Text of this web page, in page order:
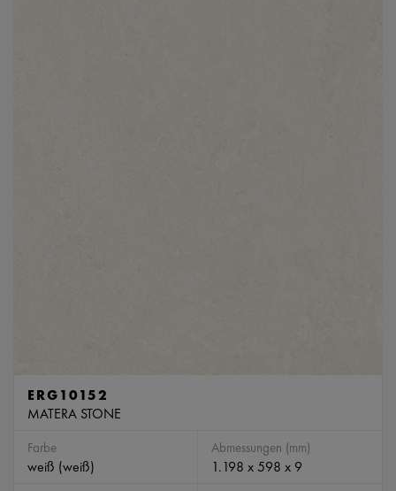
ERG10152
MATERA STONE
Farbe
weiß (weiß)
Abmessungen (mm)
1.198 x 598 x 9